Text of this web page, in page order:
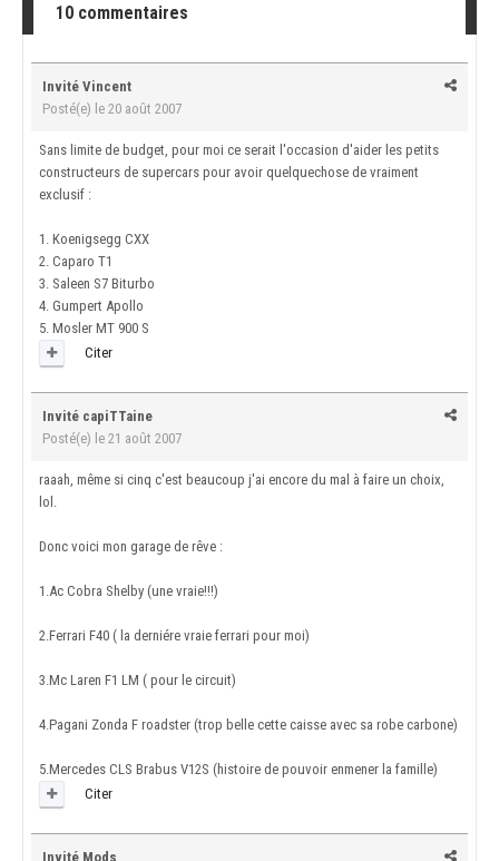
10 commentaires
Invité Vincent
Posté(e) le 20 août 2007
Sans limite de budget, pour moi ce serait l'occasion d'aider les petits
constructeurs de supercars pour avoir quelquechose de vraiment
exclusif :
1. Koenigsegg CXX
2. Caparo T1
3. Saleen S7 Biturbo
4. Gumpert Apollo
5. Mosler MT 900 S
Citer
Invité capiTTaine
Posté(e) le 21 août 2007
raaah, même si cinq c'est beaucoup j'ai encore du mal à faire un choix,
lol.
Donc voici mon garage de rêve :
1.Ac Cobra Shelby (une vraie!!!)
2.Ferrari F40 ( la derniére vraie ferrari pour moi)
3.Mc Laren F1 LM ( pour le circuit)
4.Pagani Zonda F roadster (trop belle cette caisse avec sa robe carbone)
5.Mercedes CLS Brabus V12S (histoire de pouvoir enmener la famille)
Citer
Invité Mods